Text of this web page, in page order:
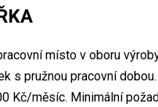
místo v oboru
s pružnou pracovní
Kč/měsíc. Minimální